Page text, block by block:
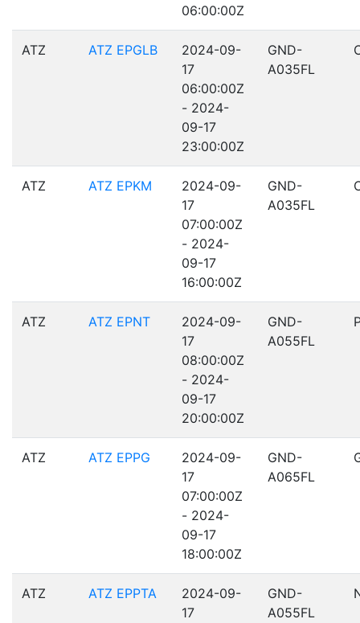
06:00:00Z
ATZ ATZ EPGLB
2024-09-
17
06:00:00Z
- 2024-
09-17
23:00:00Z
GND-
A035FL
ATZ ATZ EPKM
2024-09-
17
07:00:00Z
- 2024-
09-17
16:00:00Z
GND-
A035FL
ATZ ATZ EPNT
2024-09-
17
08:00:00Z
- 2024-
09-17
20:00:00Z
GND-
A055FL
ATZ ATZ EPPG
2024-09-
17
07:00:00Z
- 2024-
09-17
18:00:00Z
GND-
A065FL
ATZ ATZ EPPTA
2024-09-
17
GND-
A055FL